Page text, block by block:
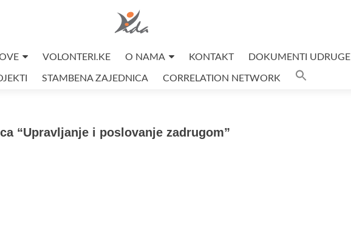
VOLONTERI.KE O NAMA KONTAKT DOKUMENTI UDRUGE
STAMBENA ZAJEDNICA CORRELATION NETWORK
“Upravljanje i poslovanje zadrugom”